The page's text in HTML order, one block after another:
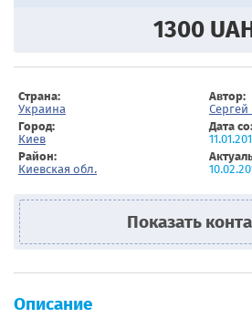
1300
Страна:
Украина
Автор:
Город:
Киев
Дата
Район:
Киевская обл.
Показать
Описание